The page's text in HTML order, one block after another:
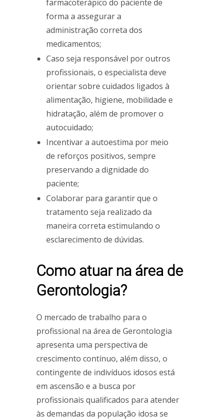
farmacoterápico do paciente de
forma a assegurar a
administração correta dos
medicamentos;
Caso seja responsável por outros
profissionais, o especialista deve
orientar sobre cuidados ligados à
alimentação, higiene, mobilidade e
hidratação, além de promover o
autocuidado;
Incentivar a autoestima por meio
de reforços positivos, sempre
preservando a dignidade do
paciente;
Colaborar para garantir que o
tratamento seja realizado da
maneira correta estimulando o
esclarecimento de dúvidas.
Como atuar na área de
Gerontologia?
O mercado de trabalho para o
profissional na área de Gerontologia
apresenta uma perspectiva de
crescimento contínuo, além disso, o
contingente de indivíduos idosos está
em ascensão e a busca por
profissionais qualificados para atender
às demandas da população idosa se